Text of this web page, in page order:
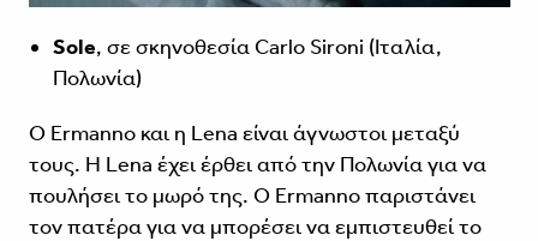
Sole, σε σκηνοθεσία Carlo Sironi (Ιταλία,
Πολωνία)
Ο Ermanno και η Lena είναι άγνωστοι μεταξύ
τους. Η Lena έχει έρθει από την Πολωνία για να
πουλήσει το μωρό της. Ο Ermanno παριστάνει
τον πατέρα για να μπορέσει να εμπιστευθεί το